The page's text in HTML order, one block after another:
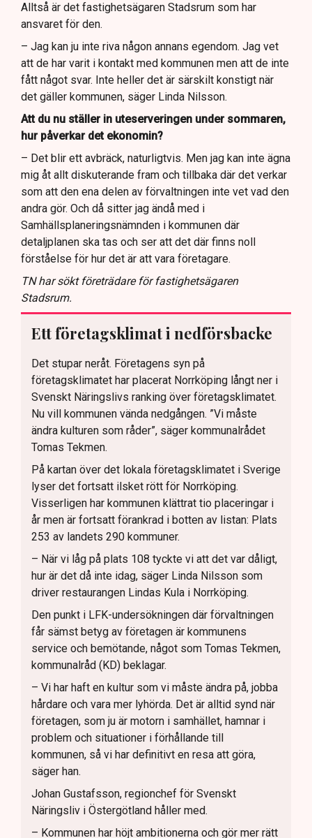
Alltså är det fastighetsägaren Stadsrum som har
ansvaret för den.
– Jag kan ju inte riva någon annans egendom. Jag vet
att de har varit i kontakt med kommunen men att de inte
fått något svar. Inte heller det är särskilt konstigt när
det gäller kommunen, säger Linda Nilsson.
Att du nu ställer in uteserveringen under sommaren,
hur påverkar det ekonomin?
– Det blir ett avbräck, naturligtvis. Men jag kan inte ägna
mig åt allt diskuterande fram och tillbaka där det verkar
som att den ena delen av förvaltningen inte vet vad den
andra gör. Och då sitter jag ändå med i
Samhällsplaneringsnämnden i kommunen där
detaljplanen ska tas och ser att det där finns noll
förståelse för hur det är att vara företagare.
TN har sökt företrädare för fastighetsägaren
Stadsrum.
Ett företagsklimat i nedförsbacke
Det stupar neråt. Företagens syn på
företagsklimatet har placerat Norrköping långt ner i
Svenskt Näringslivs ranking över företagsklimatet.
Nu vill kommunen vända nedgången. ”Vi måste
ändra kulturen som råder”, säger kommunalrådet
Tomas Tekmen.
På kartan över det lokala företagsklimatet i Sverige
lyser det fortsatt ilsket rött för Norrköping.
Visserligen har kommunen klättrat tio placeringar i
år men är fortsatt förankrad i botten av listan: Plats
253 av landets 290 kommuner.
– När vi låg på plats 108 tyckte vi att det var dåligt,
hur är det då inte idag, säger Linda Nilsson som
driver restaurangen Lindas Kula i Norrköping.
Den punkt i LFK-undersökningen där förvaltningen
får sämst betyg av företagen är kommunens
service och bemötande, något som Tomas Tekmen,
kommunalråd (KD) beklagar.
– Vi har haft en kultur som vi måste ändra på, jobba
hårdare och vara mer lyhörda. Det är alltid synd när
företagen, som ju är motorn i samhället, hamnar i
problem och situationer i förhållande till
kommunen, så vi har definitivt en resa att göra,
säger han.
Johan Gustafsson, regionchef för Svenskt
Näringsliv i Östergötland håller med.
– Kommunen har höjt ambitionerna och gör mer rätt